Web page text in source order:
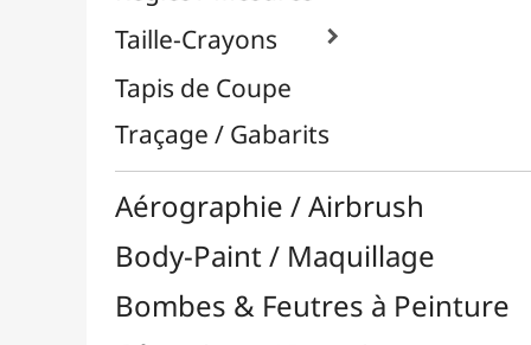
Médiums, Vernis & Colles
Modelage / Sculpture
Peintures / Couleurs
Pinceaux & Outils
Supports Dessin & Peinture
Transport / Rangement
Papeterie & Bureau